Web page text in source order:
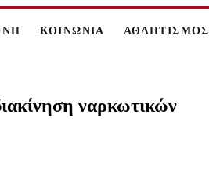
ΚΟΙΝΩΝΙΑ ΑΘΛΗΤΙΣΜΟΣ
ναρκωτικών